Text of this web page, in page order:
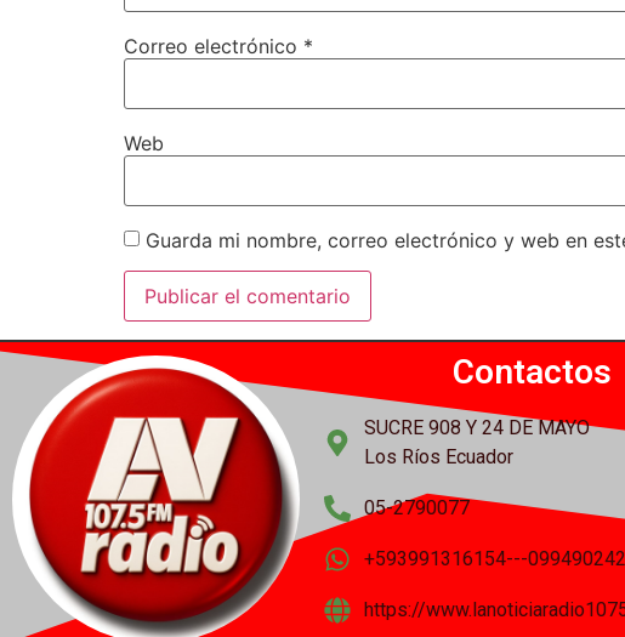
Correo electrónico *
Web
Guarda mi nombre, correo electrónico y web en
Contactos
SUCRE 908 Y 24 DE MAYO
Los Ríos Ecuador
05-2790077
+593991316154---
https://